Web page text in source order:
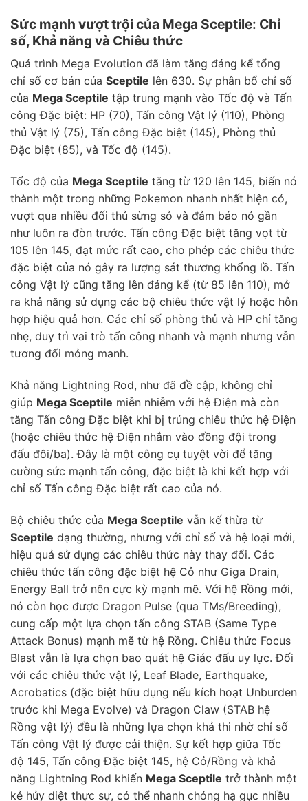
Sức mạnh vượt trội của Mega Sceptile: Chỉ
số, Khả năng và Chiêu thức
Quá trình Mega Evolution đã làm tăng đáng kể tổng
chỉ số cơ bản của Sceptile lên 630. Sự phân bổ chỉ số
của Mega Sceptile tập trung mạnh vào Tốc độ và Tấn
công Đặc biệt: HP (70), Tấn công Vật lý (110), Phòng
thủ Vật lý (75), Tấn công Đặc biệt (145), Phòng thủ
Đặc biệt (85), và Tốc độ (145).
Tốc độ của Mega Sceptile tăng từ 120 lên 145, biến nó
thành một trong những Pokemon nhanh nhất hiện có,
vượt qua nhiều đối thủ sừng sỏ và đảm bảo nó gần
như luôn ra đòn trước. Tấn công Đặc biệt tăng vọt từ
105 lên 145, đạt mức rất cao, cho phép các chiêu thức
đặc biệt của nó gây ra lượng sát thương khổng lồ. Tấn
công Vật lý cũng tăng lên đáng kể (từ 85 lên 110), mở
ra khả năng sử dụng các bộ chiêu thức vật lý hoặc hỗn
hợp hiệu quả hơn. Các chỉ số phòng thủ và HP chỉ tăng
nhẹ, duy trì vai trò tấn công nhanh và mạnh nhưng vẫn
tương đối mỏng manh.
Khả năng Lightning Rod, như đã đề cập, không chỉ
giúp Mega Sceptile miễn nhiễm với hệ Điện mà còn
tăng Tấn công Đặc biệt khi bị trúng chiêu thức hệ Điện
(hoặc chiêu thức hệ Điện nhắm vào đồng đội trong
đấu đôi/ba). Đây là một công cụ tuyệt vời để tăng
cường sức mạnh tấn công, đặc biệt là khi kết hợp với
chỉ số Tấn công Đặc biệt rất cao của nó.
Bộ chiêu thức của Mega Sceptile vẫn kế thừa từ
Sceptile dạng thường, nhưng với chỉ số và hệ loại mới,
hiệu quả sử dụng các chiêu thức này thay đổi. Các
chiêu thức tấn công đặc biệt hệ Cỏ như Giga Drain,
Energy Ball trở nên cực kỳ mạnh mẽ. Với hệ Rồng mới,
nó còn học được Dragon Pulse (qua TMs/Breeding),
cung cấp một lựa chọn tấn công STAB (Same Type
Attack Bonus) mạnh mẽ từ hệ Rồng. Chiêu thức Focus
Blast vẫn là lựa chọn bao quát hệ Giác đấu uy lực. Đối
với các chiêu thức vật lý, Leaf Blade, Earthquake,
Acrobatics (đặc biệt hữu dụng nếu kích hoạt Unburden
trước khi Mega Evolve) và Dragon Claw (STAB hệ
Rồng vật lý) đều là những lựa chọn khả thi nhờ chỉ số
Tấn công Vật lý được cải thiện. Sự kết hợp giữa Tốc
độ 145, Tấn công Đặc biệt 145, hệ Cỏ/Rồng và khả
năng Lightning Rod khiến Mega Sceptile trở thành một
kẻ hủy diệt thực sự, có thể nhanh chóng hạ gục nhiều